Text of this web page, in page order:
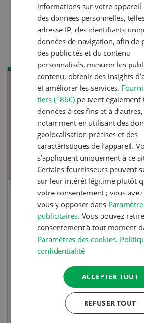
Production animale
Climat d’étable
NOV
-
JAN
26
Cours spécialisé
Vous élevez des poissons ou
Ce cours vous équipe du savoir
vous effectuez aussi un stage
habilite à détenir des poissons à
professionnel.
informations sur votre appareil
des données personnelles,
adresse IP, des identifiants
données de navigation, afin de
des publicités et du contenu
personnalisés, mesurer les
contenu, obtenir des insights
et améliorer les services.
tiers (1860) peuvent également
données à ces fins et à d’autres,
notamment en utilisant des
géolocalisation précises et des
caractéristiques de l’appareil.
s’appliquent uniquement à ce
Certains fournisseurs peuvent
sur leur intérêt légitime plutôt
votre consentement ; vous
vous y opposer dans
publicitaires. Vous pouvez
consentement à tout moment
Paramètres des cookies.
confidentialité
ACCEPTER TOUT
REFUSER TOUT